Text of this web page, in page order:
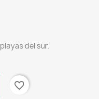
del sur.
favorite_border